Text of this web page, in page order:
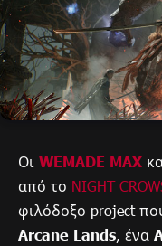
Οι WEMADE MAX
από το NIGHT
φιλόδοξο project
Arcane Lands, ένα